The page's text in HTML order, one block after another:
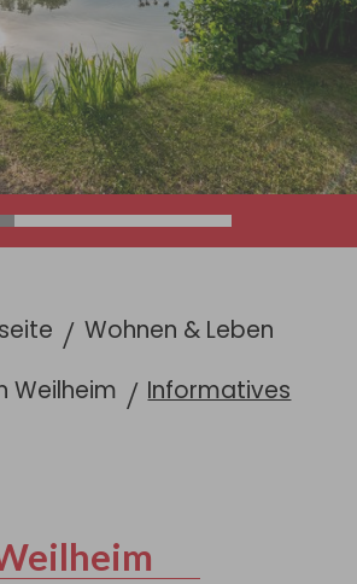
Wohnen & Leben
Weilheim
Informatives